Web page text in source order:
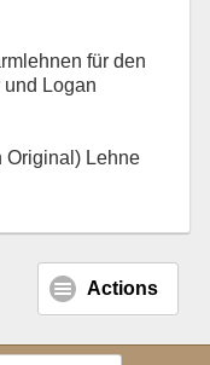
für den
und Logan
Original) Lehne
Actions